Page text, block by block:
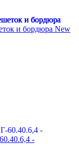
и бордюра New
-